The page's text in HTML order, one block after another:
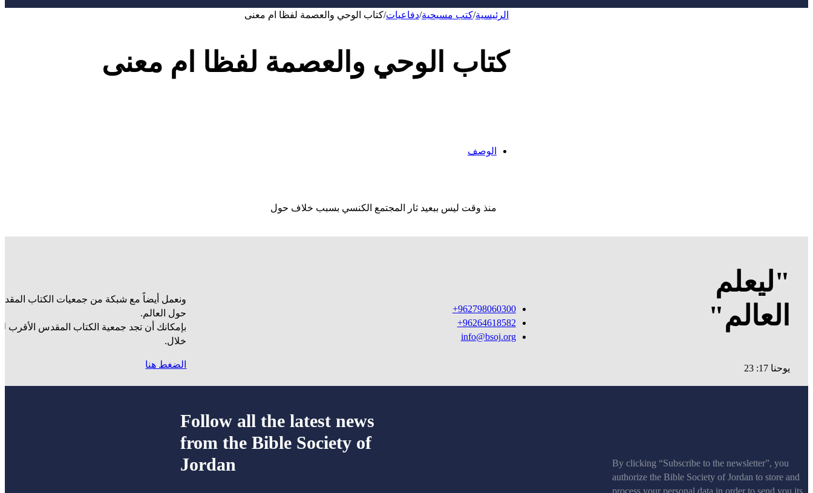
الرئيسية/كتب مسيحية/دفاعيات/كتاب الوحي والعصمة لفظا ام معنى
كتاب الوحي والعصمة لفظا ام معنى
الوصف
منذ وقت ليس ببعيد ثار المجتمع الكنسي بسبب خلاف حول
"ليعلم
العالم"
يوحنا 17: 23
962798060300+
96264618582+
info@bsoj.org
ونعمل أيضاً مع شبكة من جمعيات الكتاب
حول العالم.
بإمكانك أن تجد جمعية الكتاب المقدس الأقرب
خلال.
الضغط هنا
By clicking “Subscribe to the newsletter”, you
authorize the Bible Society of Jordan to store and
process your personal data in order to send you its
Follow all the latest news
from the Bible Society of
Jordan